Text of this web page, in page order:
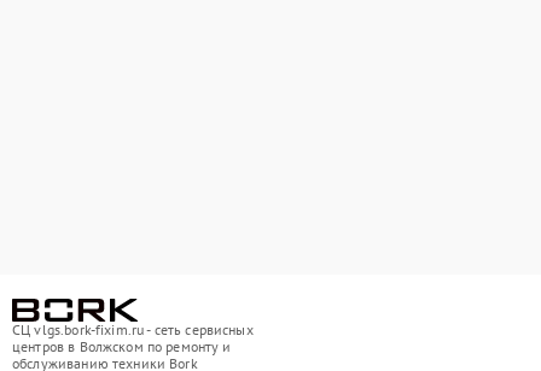
СЦ vlgs.bork-fixim.ru - сеть сервисных
центров в Волжском по ремонту и
обслуживанию техники Bork